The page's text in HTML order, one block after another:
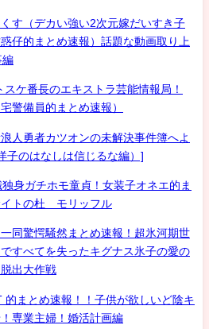
す（デカい強い2次元嫁だいすき子
仔的まとめ速報）話題な動画取り上
編
ケ番長のエキストラ芸能情報局！
警備員的まとめ速報）
人勇者カツオンの未解決事件簿へよ
子のはなしは信じるな編）]
ガチホモ童貞！女装子オネエ的ま
イトの杜 モリッフル
同驚愕騒然まとめ速報！超氷河期世
すべてを失ったキグナス氷子の愛の
出大作戦
的まとめ速報！！子供が欲しいど陰キ
専業主婦！婚活計画編